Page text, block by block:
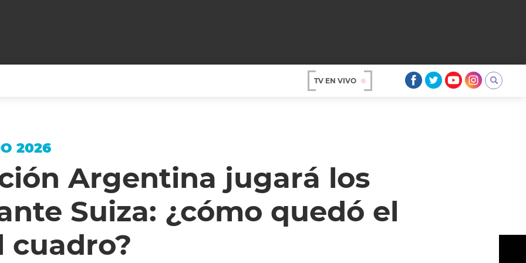
ARGENTINA
UN CAMBIO
ENTROMETIDOS EN LA TELE
MODO FONTEVECCHIA
PERIODISMO PURO
REPERFILAR
FIESTAS ARGENTINAS
BELLEZA FASHION
FULL FACE TV
TV EN VIVO
2026
Argentina jugará los
Suiza: ¿cómo quedó el
cuadro?